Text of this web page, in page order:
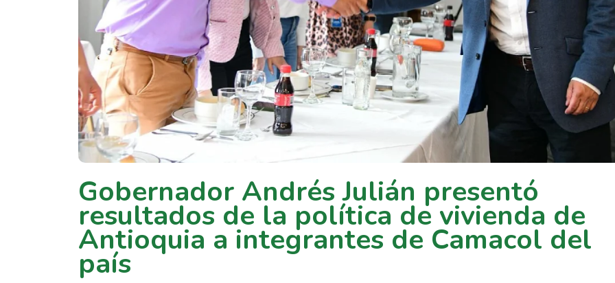
Gobernador Andrés Julián presentó
resultados de la política de vivienda de
Antioquia a integrantes de Camacol del
país